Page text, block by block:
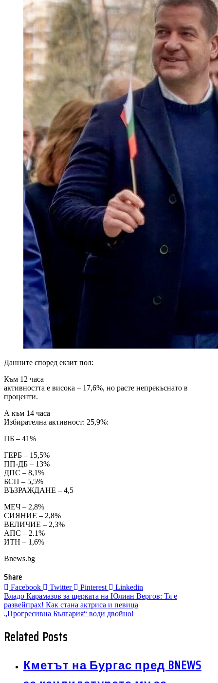
Данните според екзит пол:
Към 12 часа
активността е висока – 17,6%, но расте непрекъснато в
проценти.
А към 14 часа
Избирателна активност: 25,9%:
ПБ – 41%
ГЕРБ – 15,5%
ПП-ДБ – 13%
ДПС – 8,1%
БСП – 5,5%
ВЪЗРАЖДАНЕ – 4,5
МЕЧ – 2,8%
СИЯНИЕ – 2,8%
ВЕЛИЧИЕ – 2,3%
АПС – 2.1%
ИТН – 1,6%
Bnews.bg
Share
Facebook Twitter Pinterest Linkedin
Навигация
Владо Карамазов за щерката на Юлиан Вергов: Тя е
развейпрах! Как стана актриса и певица
„Прогресивна България“ води двойно!
Related Posts
Кметът на Бургас пред BNEWS